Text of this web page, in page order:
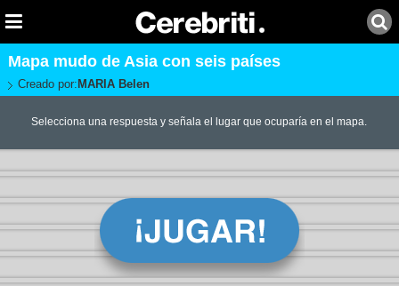
Mapa mudo de Asia con seis países
Creado por: MARIA Belen
Selecciona una respuesta y señala el lugar que ocuparía en el mapa.